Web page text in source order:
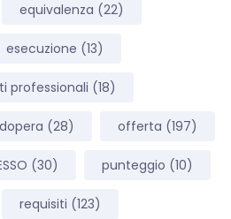
equivalenza (22)
esecuzione (13)
professionali (18)
(28) offerta (197)
(30) punteggio (10)
requisiti (123)